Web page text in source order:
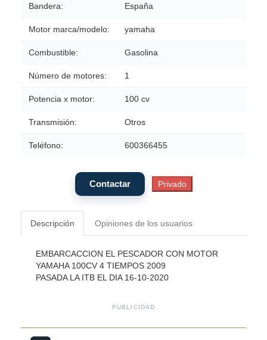
Bandera: España
Motor marca/modelo: yamaha
Combustible: Gasolina
Número de motores: 1
Potencia x motor: 100 cv
Transmisión: Otros
Teléfono: 600366455
Descripción Opiniones de los usuarios
EMBARCACCION EL PESCADOR CON MOTOR
YAMAHA 100CV 4 TIEMPOS 2009
PASADA LA ITB EL DIA 16-10-2020
PUBLICIDAD